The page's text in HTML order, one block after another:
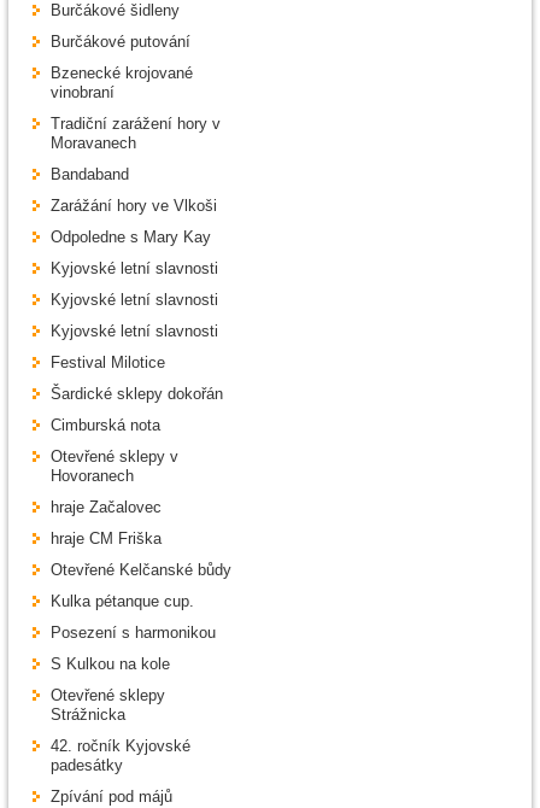
Burčákové šidleny
Burčákové putování
Bzenecké krojované
vinobraní
Tradiční zarážení hory v
Moravanech
Bandaband
Zarážání hory ve Vlkoši
Odpoledne s Mary Kay
Kyjovské letní slavnosti
Kyjovské letní slavnosti
Kyjovské letní slavnosti
Festival Milotice
Šardické sklepy dokořán
Cimburská nota
Otevřené sklepy v
Hovoranech
hraje Začalovec
hraje CM Friška
Otevřené Kelčanské bůdy
Kulka pétanque cup.
Posezení s harmonikou
S Kulkou na kole
Otevřené sklepy
Strážnicka
42. ročník Kyjovské
padesátky
Zpívání pod májů